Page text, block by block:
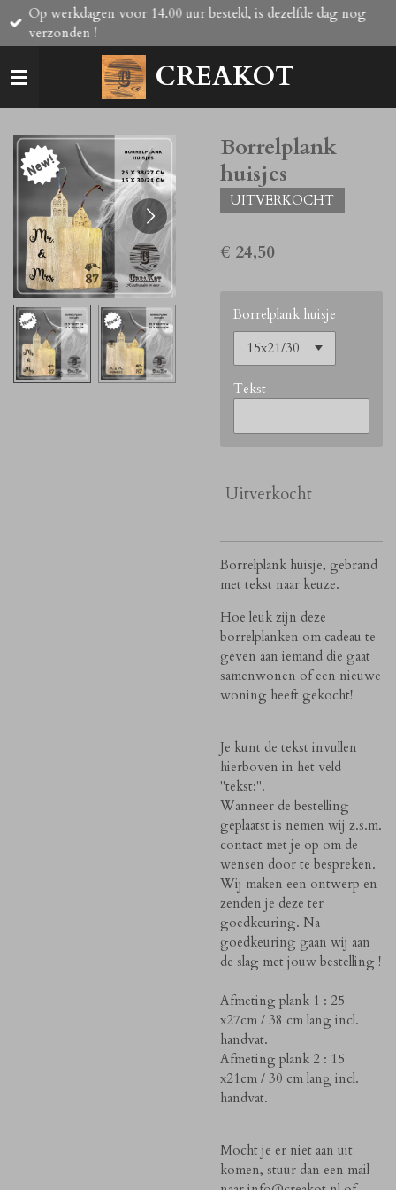
Ga
direct
de
CREAKOT
Op werkdagen voor 14.00 uur besteld, is dezelfde dag nog
verzonden !
Borrelplank
huisjes
UITVERKOCHT
€ 24,50
Borrelplank huisje
Tekst
Uitverkocht
Borrelplank huisje, gebrand
met tekst naar keuze.
Hoe leuk zijn deze
borrelplanken om cadeau te
geven aan iemand die gaat
samenwonen of een nieuwe
woning heeft gekocht!
Je kunt de tekst invullen
hierboven in het veld
''tekst:''.
Wanneer de bestelling
geplaatst is nemen wij z.s.m.
contact met je op om de
wensen door te bespreken.
Wij maken een ontwerp en
zenden je deze ter
goedkeuring. Na
goedkeuring gaan wij aan
de slag met jouw bestelling !
Afmeting plank 1 : 25
x27cm / 38 cm lang incl.
handvat.
Afmeting plank 2 : 15
x21cm / 30 cm lang incl.
handvat.
Mocht je er niet aan uit
komen, stuur dan een mail